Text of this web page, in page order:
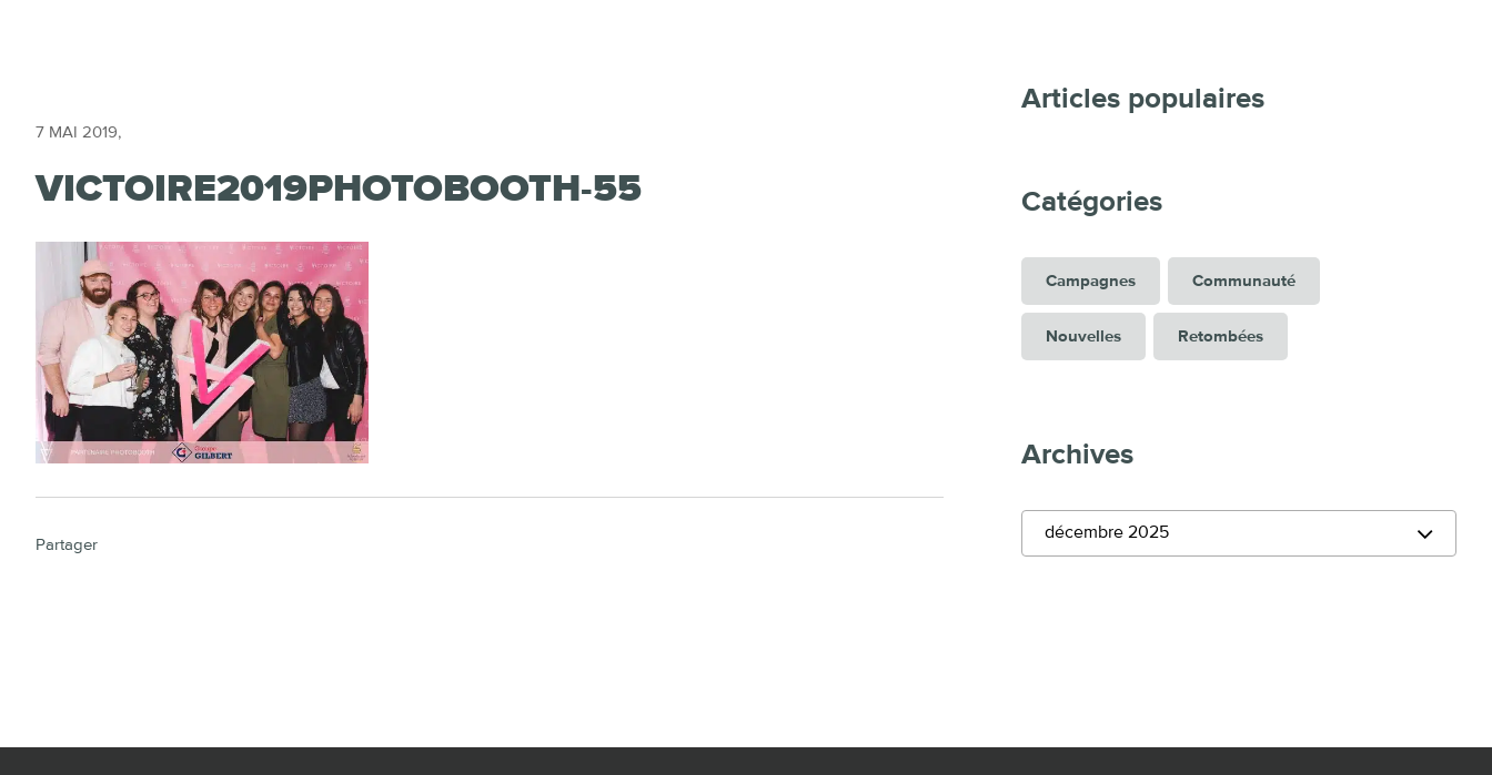
7 MAI 2019,
VICTOIRE2019PHOTOBOOTH-55
Partager
Articles populaires
Catégories
Campagnes Communauté
Nouvelles Retombées
Archives
décembre 2025